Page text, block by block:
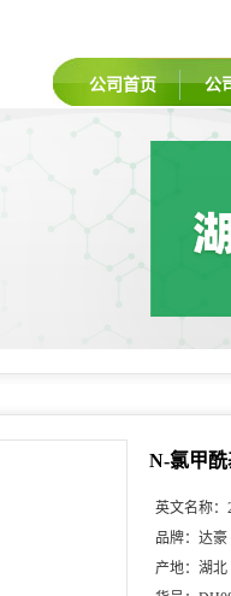
公司首页 公
N-氯甲
英文名称：
品牌： 达豪
产地： 湖北